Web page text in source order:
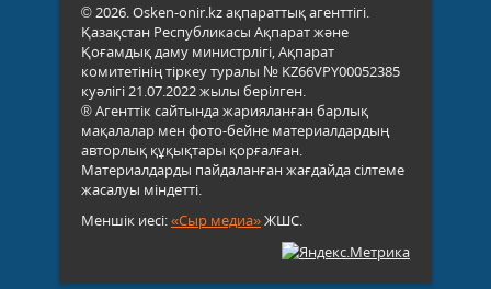
© 2026. Osken-onir.kz ақпараттық агенттігі.
Қазақстан Республикасы Ақпарат және
Қоғамдық даму министрлігі, Ақпарат
комитетінің тіркеу туралы № KZ66VPY00052385
куәлігі 21.07.2022 жылы берілген.
® Агенттік сайтында жарияланған барлық
мақалалар мен фото-бейне материалдардың
авторлық құқықтары қорғалған.
Материалдарды пайдаланған жағдайда сілтеме
жасалуы міндетті.
Меншік иесі:«Сыр медиа»ЖШС.